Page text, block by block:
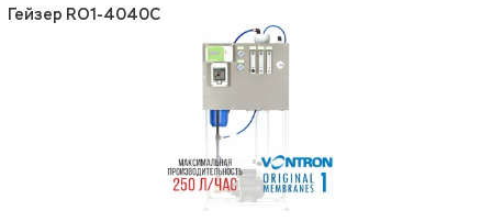
Гейзер RO1-4040C